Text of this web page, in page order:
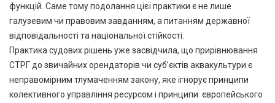
функцій. Саме тому подолання цієї практики є не лише
галузевим чи правовим завданням, а питанням державної
відповідальності та національної стійкості.
Практика судових рішень уже засвідчила, що прирівнювання
СТРГ до звичайних орендаторів чи суб’єктів аквакультури є
неправомірним тлумаченням закону, яке ігнорує принципи
колективного управління ресурсом і принципи європейського